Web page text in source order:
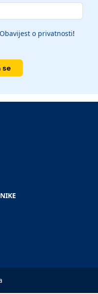
Obavijest o privatnosti!
se